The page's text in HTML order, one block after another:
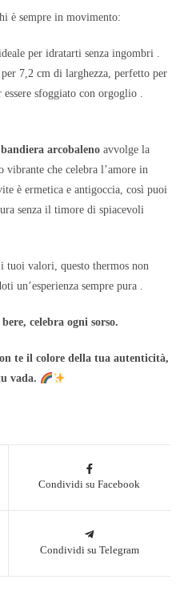
è sempre in movimento:
per idratarti senza ingombri .
7,2 cm di larghezza, perfetto per
sfoggiato con orgoglio .
bandiera arcobaleno avvolge la
che celebra l’amore in
è ermetica e antigoccia, così puoi
senza il timore di spiacevoli
tuoi valori, questo thermos non
un’esperienza sempre pura .
celebra ogni sorso.
te il colore della tua autenticità,
vada.
Condividi su Facebook
Condividi su Telegram